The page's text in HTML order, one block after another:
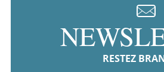
RESTEZ